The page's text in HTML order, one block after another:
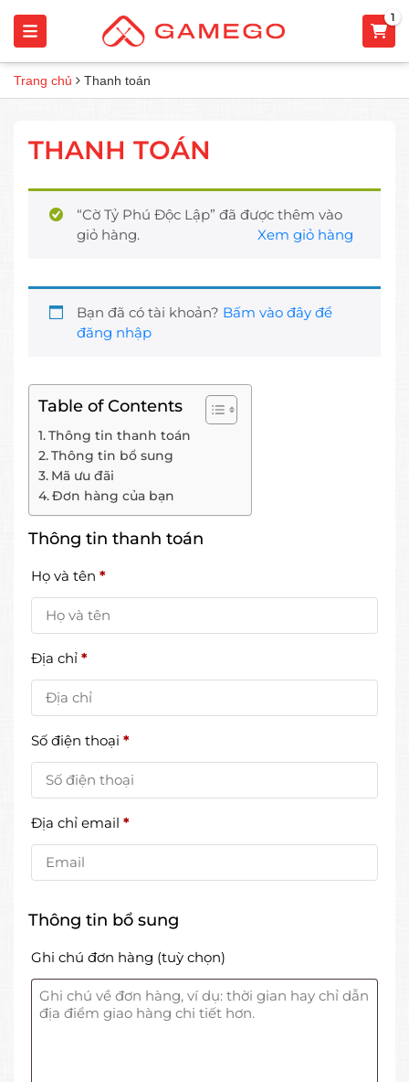
1
Trang chủ Thanh toán
THANH TOÁN
“Cờ Tỷ Phú Độc Lập” đã được thêm vào
giỏ hàng.
Xem giỏ hàng
Bạn đã có tài khoản? Bấm vào đây để
đăng nhập
Table of Contents
Thông tin thanh toán
Thông tin bổ sung
Mã ưu đãi
Đơn hàng của bạn
Thông tin thanh toán
Họ và tên *
Địa chỉ *
Số điện thoại *
Địa chỉ email *
Thông tin bổ sung
Ghi chú đơn hàng (tuỳ chọn)